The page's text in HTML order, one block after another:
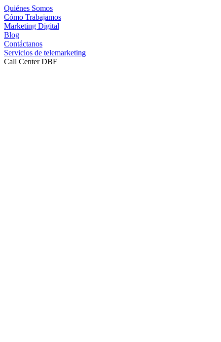
Quiénes Somos
Cómo Trabajamos
Marketing Digital
Blog
Contáctanos
Servicios de telemarketing
Call Center DBF